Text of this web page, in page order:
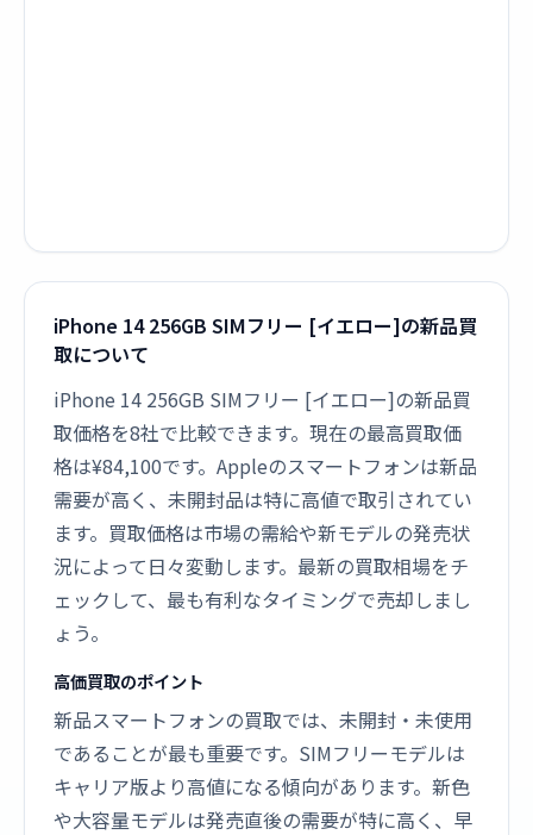
iPhone 14 256GB SIMフリー [イエロー]の新品買
取について
iPhone 14 256GB SIMフリー [イエロー]の新品買
取価格を8社で比較できます。現在の最高買取価
格は¥84,100です。Appleのスマートフォンは新品
需要が高く、未開封品は特に高値で取引されてい
ます。買取価格は市場の需給や新モデルの発売状
況によって日々変動します。最新の買取相場をチ
ェックして、最も有利なタイミングで売却しまし
ょう。
高価買取のポイント
新品スマートフォンの買取では、未開封・未使用
であることが最も重要です。SIMフリーモデルは
キャリア版より高値になる傾向があります。新色
や大容量モデルは発売直後の需要が特に高く、早